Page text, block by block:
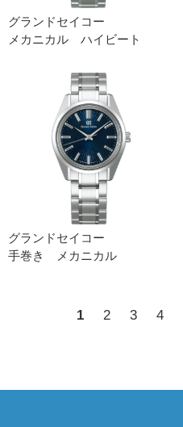
グランドセイコー
メカニカル ハイビート
グランドセイコー
手巻き メカニカル
1 2 3 4